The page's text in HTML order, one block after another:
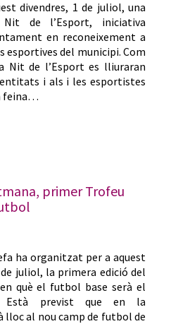
divendres, 1 de juliol, una
de l’Esport, iniciativa
en reconeixement a
esportives del municipi. Com
Nit de l’Esport es lliuraran
i als i les esportistes
feina…
primer Trofeu
ha organitzat per a aquest
juliol, la primera edició del
què el futbol base serà el
Està previst que en la
lloc al nou camp de futbol de